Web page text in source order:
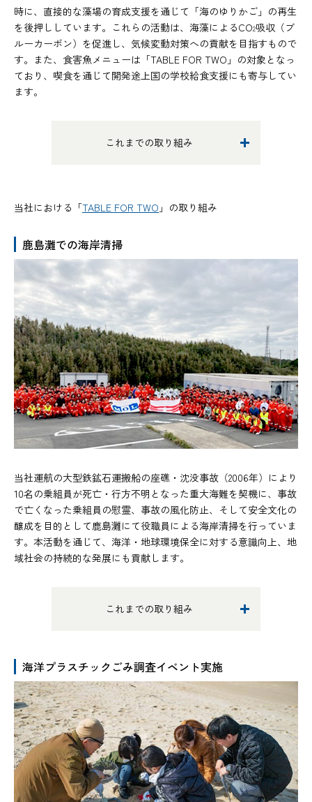
時に、直接的な藻場の育成支援を通じて「海のゆりかご」の再生
を後押ししています。これらの活動は、海藻によるCO2吸収（ブ
ルーカーボン）を促進し、気候変動対策への貢献を目指すもので
す。また、食害魚メニューは「TABLE FOR TWO」の対象となっ
ており、喫食を通じて開発途上国の学校給食支援にも寄与してい
ます。
これまでの取り組み
当社における「TABLE FOR TWO 」の取り組み
鹿島灘での海岸清掃
当社運航の大型鉄鉱石運搬船の座礁・沈没事故（2006年）により
10名の乗組員が死亡・行方不明となった重大海難を契機に、事故
で亡くなった乗組員の慰霊、事故の風化防止、そして安全文化の
醸成を目的として鹿島灘にて役職員による海岸清掃を行っていま
す。本活動を通じて、海洋・地球環境保全に対する意識向上、地
域社会の持続的な発展にも貢献します。
これまでの取り組み
海洋プラスチックごみ調査イベント実施